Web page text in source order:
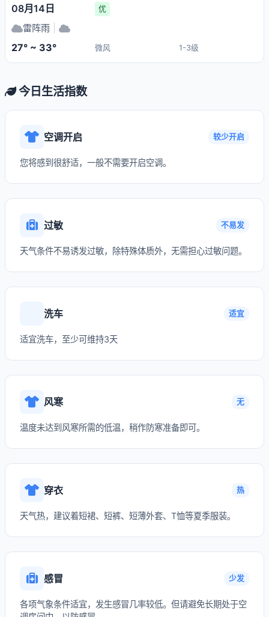
08月14日 优
雷阵雨
27° ~ 33° 微风 1-3级
今日生活指数
空调开启 较少开启
您将感到很舒适，一般不需要开启空调。
过敏 不易发
天气条件不易诱发过敏，除特殊体质外，无需担心过敏问题。
洗车 适宜
适宜洗车，至少可维持3天
风寒 无
温度未达到风寒所需的低温，稍作防寒准备即可。
穿衣 热
天气热，建议着短裙、短裤、短薄外套、T恤等夏季服装。
感冒 少发
各项气象条件适宜，发生感冒几率较低。但请避免长期处于空